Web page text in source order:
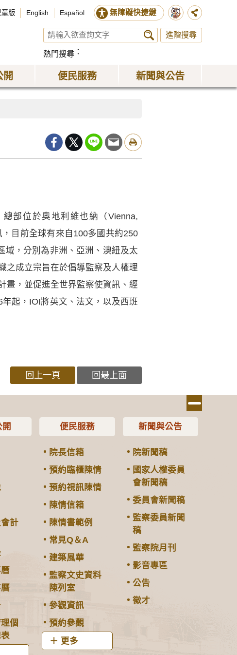
童版 English Español 無障礙快捷鍵
進階搜尋
熱門搜尋
開 便民服務 新聞與公告
總部位於奧地利維也納（Vienna,
目前全球有來自100多國共約250
域，分別為非洲、亞洲、澳紐及太
之成立宗旨在於倡導監察及人權理
畫，並促進全世界監察使資訊、經
起，IOI將英文、法文，以及西班
回上一頁 回最上面
計
個
便民服務
院長信箱
預約臨櫃陳情
預約視訊陳情
陳情信箱
陳情書範例
常見Q＆A
建築風華
監察文史資料
陳列室
參觀資訊
預約參觀
更多
新聞與公告
院新聞稿
國家人權委員
會新聞稿
委員會新聞稿
監察委員新聞
稿
監察院月刊
影音專區
公告
徵才